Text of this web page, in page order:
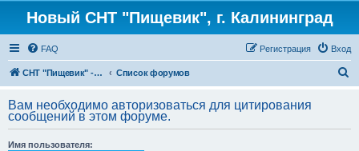
Новый СНТ "Пищевик", г. Калининград
FAQ Вход
Регистрация
СНТ "Пищевик" - возвращение на Главную страницу Список форумов
с
Вам необходимо авторизоваться для цитирования
сообщений в этом форуме.
Имя пользователя: